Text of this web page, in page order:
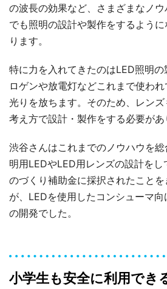
の波長の効果など、さまざまなノ
でも照明の設計や製作をするよう
ります。
特に力を入れてきたのはLED照明
ロゲンや放電灯などこれまで使わ
光りを放ちます。そのため、レン
考え方で設計・製作をする必要があ
渋谷さんはこれまでのノウハウを
明用LEDやLED用レンズの設計を
のづくり補助金に採択されたこと
が、LEDを使用したコンシューマ向
の開発でした。
小学生も安全に利用でき